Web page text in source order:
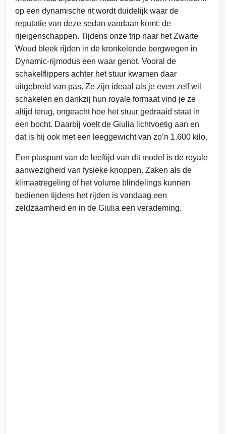
op een dynamische rit wordt duidelijk waar de
reputatie van deze sedan vandaan komt: de
rijeigenschappen. Tijdens onze trip naar het Zwarte
Woud bleek rijden in de kronkelende bergwegen in
Dynamic-rijmodus een waar genot. Vooral de
schakelflippers achter het stuur kwamen daar
uitgebreid van pas. Ze zijn ideaal als je even zelf wil
schakelen en dankzij hun royale formaat vind je ze
altijd terug, ongeacht hoe het stuur gedraaid staat in
een bocht. Daarbij voelt de Giulia lichtvoetig aan en
dat is hij ook met een leeggewicht van zo’n 1.600 kilo.
Een pluspunt van de leeftijd van dit model is de royale
aanwezigheid van fysieke knoppen. Zaken als de
klimaatregeling of het volume blindelings kunnen
bedienen tijdens het rijden is vandaag een
zeldzaamheid en in de Giulia een verademing.